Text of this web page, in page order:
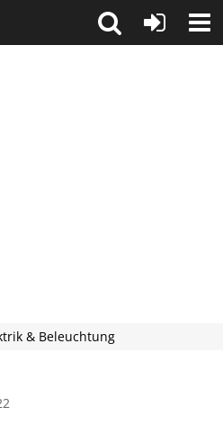
& Beleuchtung